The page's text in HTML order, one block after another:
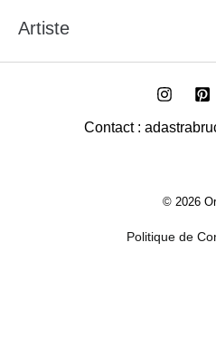
Artiste
Contact :
© 2026
Politique de